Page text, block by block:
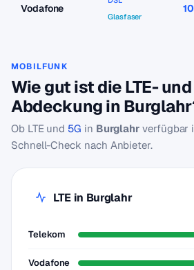
Vodafone
Glasfaser
MOBILFUNK
Wie gut ist die LTE-
Abdeckung in
Ob LTE und 5G in Burglahr verfügbar
Schnell-Check nach Anbieter.
LTE in Burglahr
Telekom
Vodafone